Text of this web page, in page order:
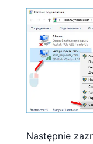
Następnie